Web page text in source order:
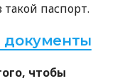
паспорт.
документы
чтобы